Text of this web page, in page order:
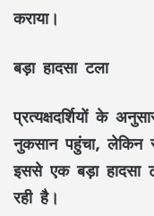
कराया।
बड़ा हादसा टला
प्रत्यक्षदर्शियों के
नुकसान पहुंचा, लेकिन
इससे एक बड़ा
रही है।